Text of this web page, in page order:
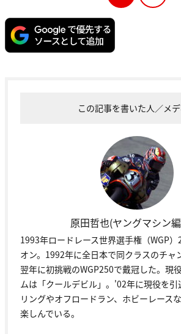
この記事を書いた人／メ
原田哲也(ヤングマシン
1993年ロードレース世界選手権（WGP
オン。1992年に全日本で同クラスのチャ
翌年に初挑戦のWGP250で戴冠した。現
ムは「クールデビル」。'02年に現役を
リングやオフロードラン、ホビーレース
楽しんでいる。